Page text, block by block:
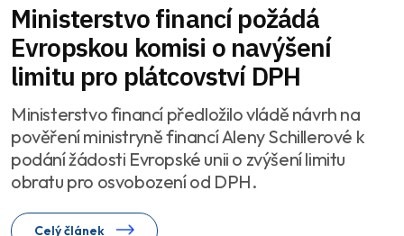
Ministerstvo financí požádá
Evropskou komisi o navýšení
limitu pro plátcovství DPH
Ministerstvo financí předložilo vládě návrh na
pověření ministryně financí Aleny Schillerové k
podání žádosti Evropské unii o zvýšení limitu
obratu pro osvobození od DPH.
Celý článek